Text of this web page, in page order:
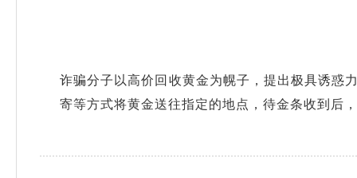
诈骗分子以高价回收黄金为幌子，提出极具诱惑
寄等方式将黄金送往指定的地点，待金条收到后